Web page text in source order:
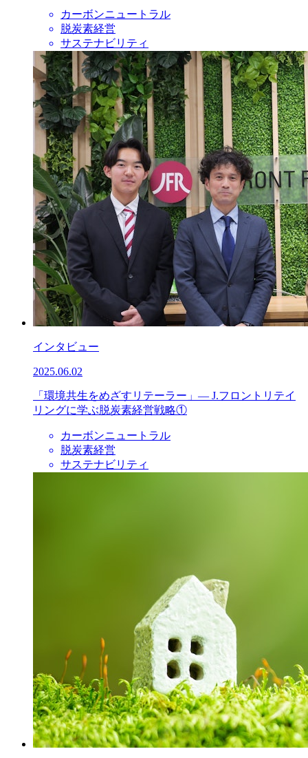
カーボンニュートラル
脱炭素経営
サステナビリティ
インタビュー
2025.06.02
「環境共生をめざすリテーラー」— J.フロントリテイ
リングに学ぶ脱炭素経営戦略①
カーボンニュートラル
脱炭素経営
サステナビリティ